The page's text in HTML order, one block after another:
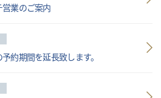
営業のご案内
約期間を延長致します。